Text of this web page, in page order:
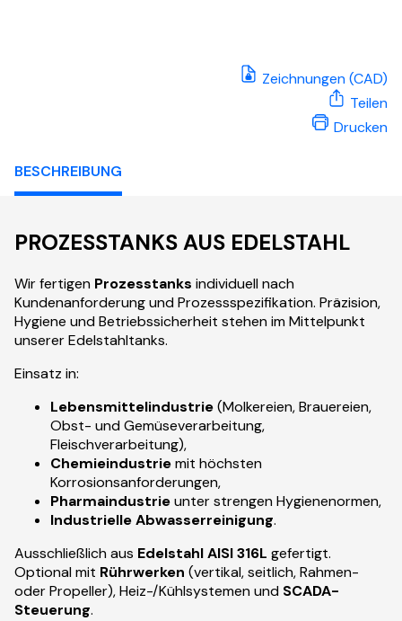
Zeichnungen (CAD)
Teilen
Drucken
BESCHREIBUNG
PROZESSTANKS AUS EDELSTAHL
Wir fertigen Prozesstanks individuell nach
Kundenanforderung und Prozessspezifikation. Präzision,
Hygiene und Betriebssicherheit stehen im Mittelpunkt
unserer Edelstahltanks.
Einsatz in:
Lebensmittelindustrie(Molkereien, Brauereien,
Obst- und Gemüseverarbeitung,
Fleischverarbeitung),
Chemieindustriemit höchsten
Korrosionsanforderungen,
Pharmaindustrieunter strengen Hygienenormen,
Industrielle Abwasserreinigung.
Ausschließlich aus Edelstahl AISI 316L gefertigt.
Optional mit Rührwerken (vertikal, seitlich, Rahmen-
oder Propeller), Heiz-/Kühlsystemen und SCADA-
Steuerung.